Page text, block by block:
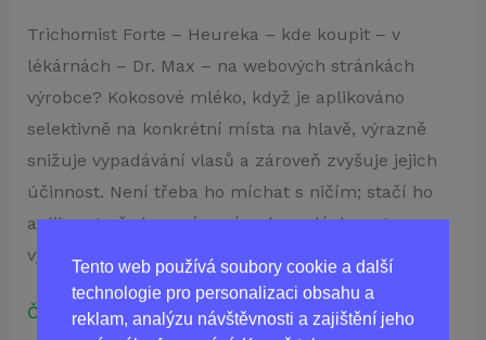
Tento web používá soubory cookie a další
technologie pro personalizaci obsahu a
reklam, analýzu návštěvnosti a zajištění jeho
Trichomist Forte – Heureka – kde koupit – v
lékárnách – Dr. Max – na webových stránkách
výrobce? Kokosové mléko, když je aplikováno
selektivně na konkrétní místa na hlavě, výrazně
snižuje vypadávání vlasů a zároveň zvyšuje jejich
účinnost. Není třeba ho míchat s ničím; stačí ho
aplikovat před spaním, ráno ho opláchnout
vysokou kvalitní vodou.
Číst více »